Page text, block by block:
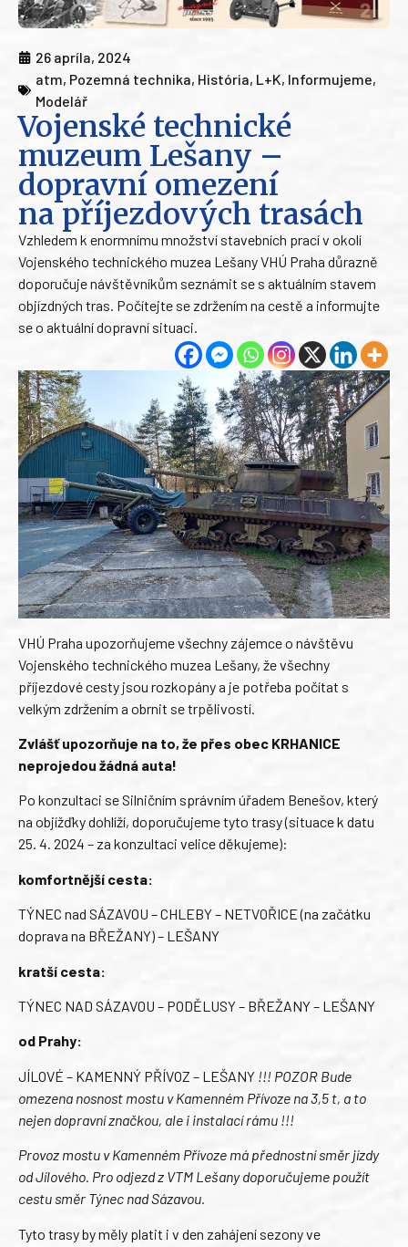
26 apríla, 2024
atm, Pozemná technika, História, L+K, Informujeme,
Modelář
Vojenské technické
muzeum Lešany –
dopravní omezení
na příjezdových trasách
Vzhledem k enormnímu množství stavebních prací v okolí
Vojenského technického muzea Lešany VHÚ Praha důrazně
doporučuje návštěvníkům seznámit se s aktuálním stavem
objízdných tras. Počítejte se zdržením na cestě a informujte
se o aktuální dopravní situaci.
VHÚ Praha upozorňujeme všechny zájemce o návštěvu
Vojenského technického muzea Lešany, že všechny
příjezdové cesty jsou rozkopány a je potřeba počítat s
velkým zdržením a obrnit se trpělivostí.
Zvlášť upozorňuje na to, že přes obec KRHANICE
neprojedou žádná auta!
Po konzultaci se Silničním správním úřadem Benešov, který
na objížďky dohlíží, doporučujeme tyto trasy (situace k datu
25. 4. 2024 – za konzultaci velice děkujeme):
komfortnější cesta:
TÝNEC nad SÁZAVOU – CHLEBY – NETVOŘICE (na začátku
doprava na BŘEŽANY) – LEŠANY
kratší cesta:
TÝNEC NAD SÁZAVOU – PODĚLUSY – BŘEŽANY – LEŠANY
od Prahy:
JÍLOVÉ – KAMENNÝ PŘÍVOZ – LEŠANY !!! POZOR Bude
omezena nosnost mostu v Kamenném Přívoze na 3,5 t, a to
nejen dopravní značkou, ale i instalací rámu !!!
Provoz mostu v Kamenném Přívoze má přednostní směr jízdy
od Jílového. Pro odjezd z VTM Lešany doporučujeme použít
cestu směr Týnec nad Sázavou.
Tyto trasy by měly platit i v den zahájení sezony ve